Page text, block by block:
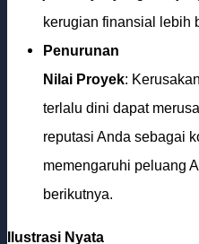
kerugian finansial lebih
Penurunan
Nilai Proyek:
terlalu dini dapat
reputasi Anda sebagai
memengaruhi peluang
berikutnya.
Ilustrasi Nyata